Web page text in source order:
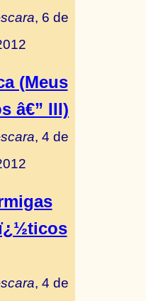
, 6 de
(Meus
â€” III)
, 4 de
, 4 de